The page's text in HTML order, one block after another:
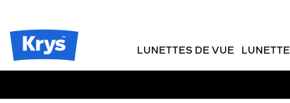
Opticien
Krys
LUNETTES DE VUE